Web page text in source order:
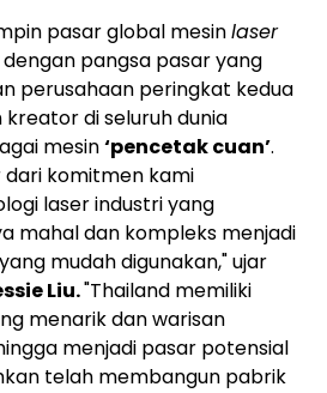
pasar global mesinlaser
dengan pangsa pasar yang
perusahaan peringkat kedua
kreator di seluruh dunia
mesin‘pencetak cuan’.
dari komitmen kami
laser industri yang
mahal dan kompleks menjadi
mudah digunakan," ujar
Liu."Thailand memiliki
menarik dan warisan
menjadi pasar potensial
telah membangun pabrik